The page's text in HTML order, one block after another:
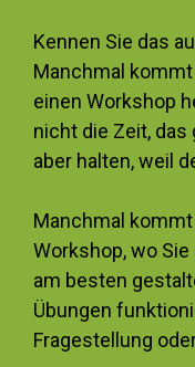
Kennen Sie das
Manchmal
einen Workshop
nicht die Zeit,
aber halten, weil
Manchmal
Workshop, wo
am besten
Übungen
Fragestellung